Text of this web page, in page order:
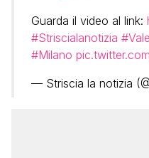
Guarda il video al link:
#Striscialanotizia
#Milano
— Striscia la notizia